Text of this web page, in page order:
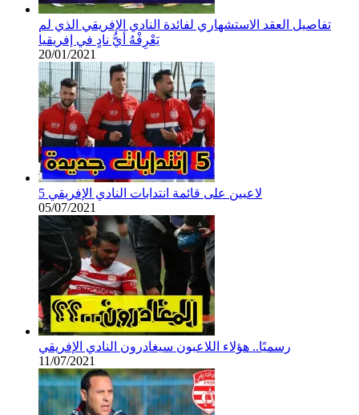
تفاصيل العقد الاستشهاري لفائدة النادي الإفريقي الذي لم
يَعْرِفْهُ أيُّ نادٍ في إفريقيا
20/01/2021
5 لاعبين على قائمة انتدابات النادي الإفريقي
05/07/2021
رسميًا.. هؤلاء اللاعبون سيغادرون النادي الإفريقي
11/07/2021